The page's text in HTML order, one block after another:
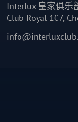
Interlux 皇家俱乐
Club Royal 107,